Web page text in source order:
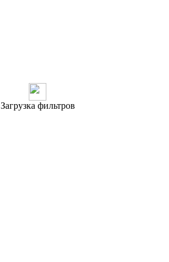
Загрузка фильтров